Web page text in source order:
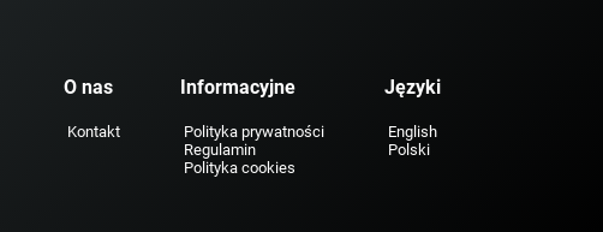
O nas
Kontakt
Informacyjne
Polityka prywatności
Regulamin
Polityka cookies
Języki
English
Polski